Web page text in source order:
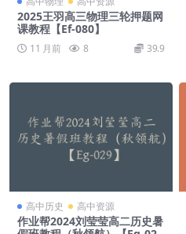
2025王羽高三物理三轮押题网
课教程【Ef-080】
11 月前 8 39.9
高中历史 高中资源
作业帮2024刘莹莹高二历史暑